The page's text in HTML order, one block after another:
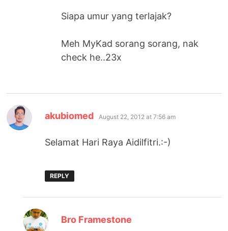
Siapa umur yang terlajak?
Meh MyKad sorang sorang, nak
check he..23x
akubiomed says:
August 22, 2012 at 7:56 am
Selamat Hari Raya Aidilfitri.:-)
REPLY
Bro Framestone